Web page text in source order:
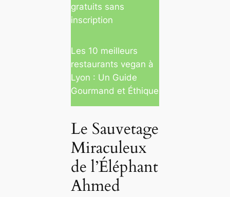
gratuits sans
inscription
Les 10 meilleurs
restaurants vegan à
Lyon : Un Guide
Gourmand et Éthique
Le Sauvetage
Miraculeux
de l’Éléphant
Ahmed